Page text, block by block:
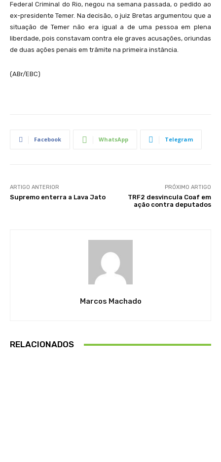
Federal Criminal do Rio, negou na semana passada, o pedido ao
ex-presidente Temer. Na decisão, o juiz Bretas argumentou que a
situação de Temer não era igual a de uma pessoa em plena
liberdade, pois constavam contra ele graves acusações, oriundas
de duas ações penais em trâmite na primeira instância.
(ABr/EBC)
Facebook WhatsApp Telegram
ARTIGO ANTERIOR
Supremo enterra a Lava Jato
PRÓXIMO ARTIGO
TRF2 desvincula Coaf em
ação contra deputados
Marcos Machado
RELACIONADOS